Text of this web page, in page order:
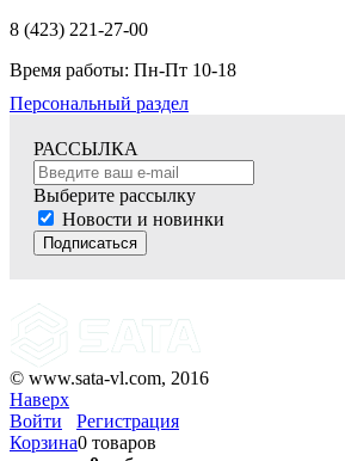
8 (423) 221-27-00
Время работы: Пн-Пт 10-18
Персональный раздел
РАССЫЛКА
Выберите рассылку
Новости и новинки
Подписаться
© www.sata-vl.com, 2016
Наверх
Войти
Регистрация
Корзина0 товаров